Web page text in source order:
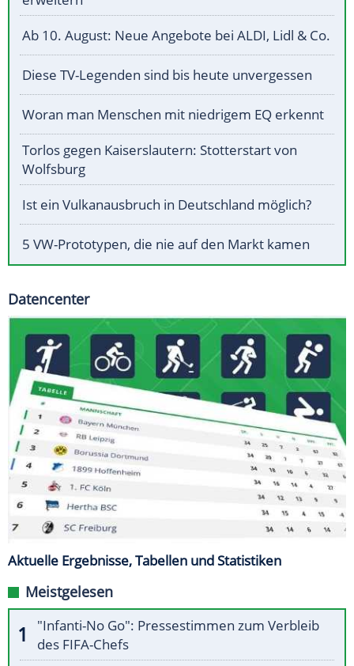
Ab 10. August: Neue Angebote bei ALDI, Lidl & Co.
Diese TV-Legenden sind bis heute unvergessen
Woran man Menschen mit niedrigem EQ erkennt
Torlos gegen Kaiserslautern: Stotterstart von
Wolfsburg
Ist ein Vulkanausbruch in Deutschland möglich?
5 VW-Prototypen, die nie auf den Markt kamen
Datencenter
Aktuelle Ergebnisse, Tabellen und Statistiken
Meistgelesen
"Infanti-No Go": Pressestimmen zum Verbleib
des FIFA-Chefs